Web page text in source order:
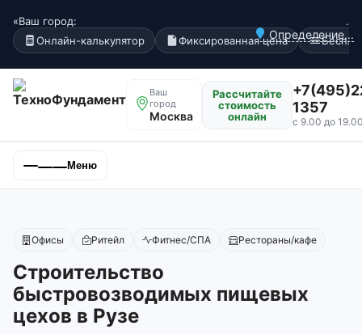
«Ваш город:
Определение...
.
Онлайн-калькулятор
Фиксированная цена
Ваш
город
Москва
Рассчитайте
стоимость
онлайн
1357
с 9.00 до
Меню
Офисы Ритейл Фитнес/СПА Рестораны/кафе
Строительство
быстровозводимых пищевых
цехов в Рузе